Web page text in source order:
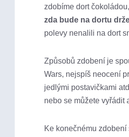
zdobíme dort
zda bude na dortu
polevy nenalili na dort
Způsobů zdobení je
Wars, nejspíš neocení
jedlými postavičkami
nebo se můžete vyřádit
Ke konečnému